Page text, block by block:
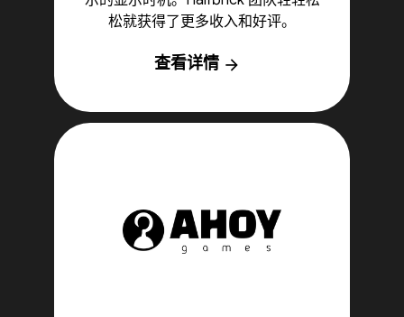
松就获得了更多收入和好评。
查看详情 arrow_forward